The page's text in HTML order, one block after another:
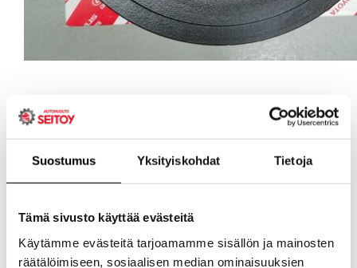
Suostumus Yksityiskohdat Tietoja
Tämä sivusto käyttää evästeitä
Käytämme evästeitä tarjoamamme sisällön ja mainosten
räätälöimiseen, sosiaalisen median ominaisuuksien